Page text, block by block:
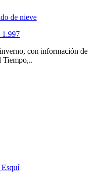
1.997
con información de
Tiempo,..
Esquí